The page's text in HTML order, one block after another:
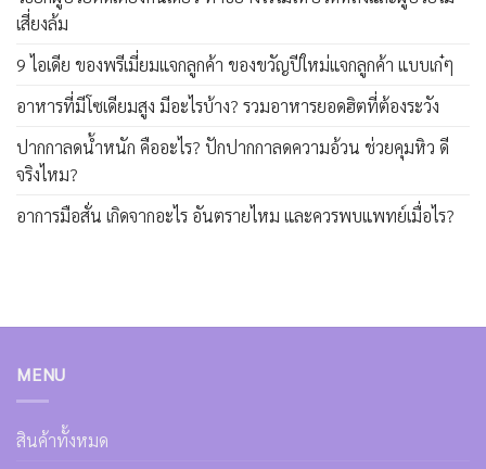
เสี่ยงล้ม
9 ไอเดีย ของพรีเมี่ยมแจกลูกค้า ของขวัญปีใหม่แจกลูกค้า แบบเก๋ๆ
อาหารที่มีโซเดียมสูง มีอะไรบ้าง? รวมอาหารยอดฮิตที่ต้องระวัง
ปากกาลดน้ำหนัก คืออะไร? ปักปากกาลดความอ้วน ช่วยคุมหิว ดี
จริงไหม?
อาการมือสั่น เกิดจากอะไร อันตรายไหม และควรพบแพทย์เมื่อไร?
MENU
สินค้าทั้งหมด